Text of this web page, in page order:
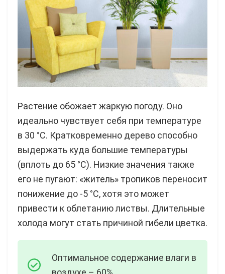
Растение обожает жаркую погоду. Оно
идеально чувствует себя при температуре
в 30 °C. Кратковременно дерево способно
выдержать куда большие температуры
(вплоть до 65 °C). Низкие значения также
его не пугают: «житель» тропиков переносит
понижение до -5 °C, хотя это может
привести к облетанию листвы. Длительные
холода могут стать причиной гибели цветка.
Оптимальное содержание влаги в